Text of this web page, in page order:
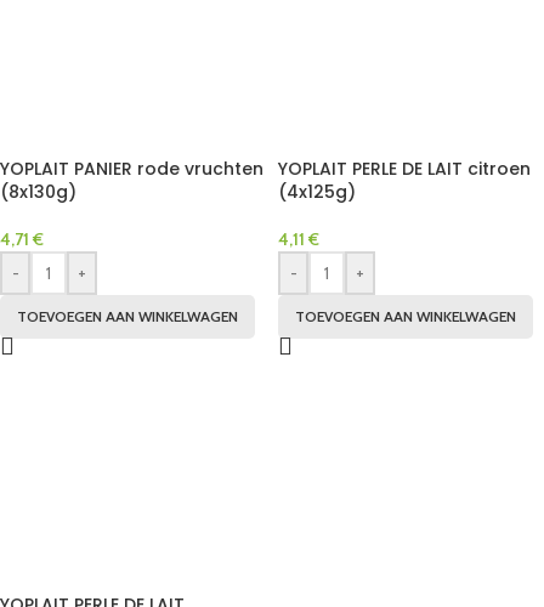
YOPLAIT PANIER rode vruchten
(8x130g)
4,71 €
-
+
TOEVOEGEN AAN WINKELWAGEN
YOPLAIT PERLE DE LAIT citroen
(4x125g)
4,11 €
-
+
TOEVOEGEN AAN WINKELWAGEN